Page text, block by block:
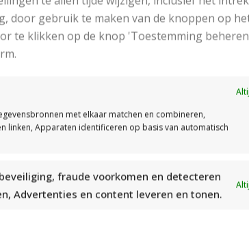
door gebruik te maken van de knoppen op
te klikken op de knop 'Toestemming
met elkaar matchen en combineren,
linken, Apparaten identificeren op basis van automatisch
fraude voorkomen en detecteren
Advertenties en content leveren en tonen.
RECENT POSTS
MOOIE DIKGESTREEPTE SOKKEN BREIEN VAN DURABLE GAREN